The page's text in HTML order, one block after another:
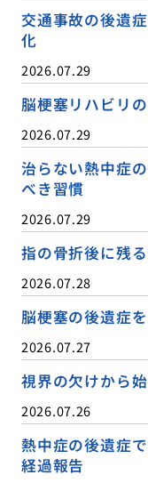
交通事故の後遺
化
2026.07.29
脳梗塞リハビリ
2026.07.29
治らない熱中症
べき習慣
2026.07.29
指の骨折後に残
2026.07.28
脳梗塞の後遺症
2026.07.27
視界の欠けから
2026.07.26
熱中症の後遺症
経過報告